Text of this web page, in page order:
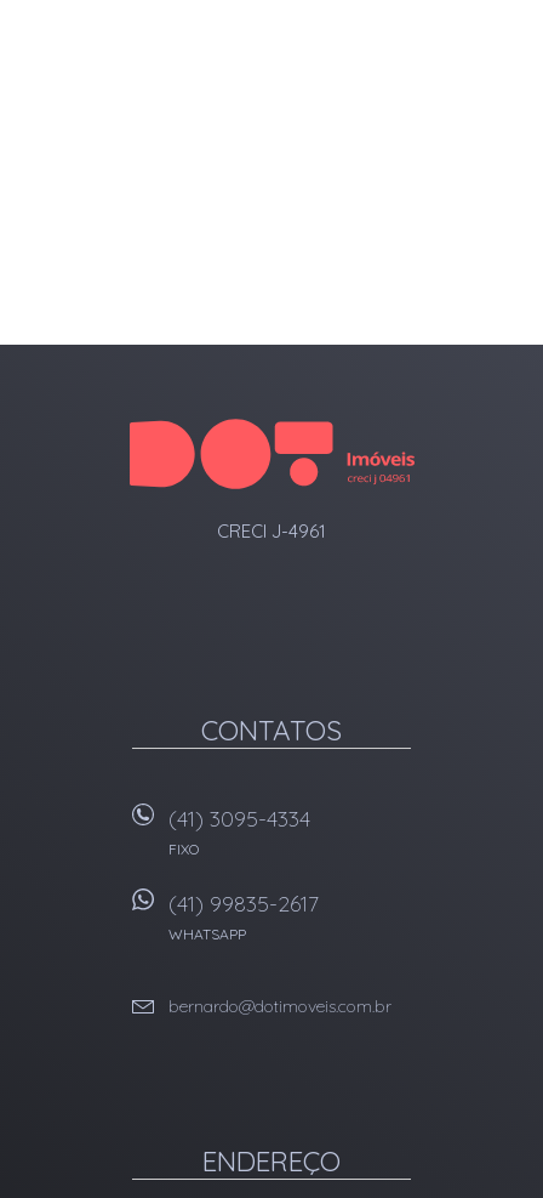
CRECI J-4961
CONTATOS
(41) 3095-4334
FIXO
(41) 99835-2617
WHATSAPP
bernardo@dotimoveis.com.br
ENDEREÇO